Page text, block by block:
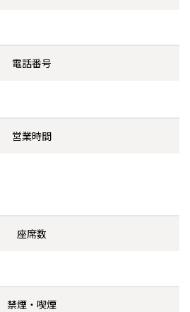
電話番号
営業時間
座席数
禁煙・喫煙